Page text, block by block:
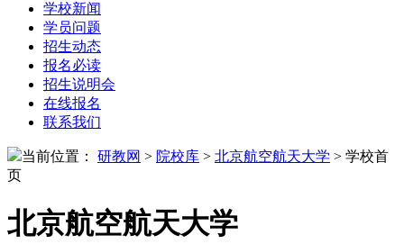
学校新闻
学员问题
招生动态
报名必读
招生说明会
在线报名
联系我们
当前位置： 研教网 > 院校库 > 北京航空航天大学 > 学校首
页
北京航空航天大学